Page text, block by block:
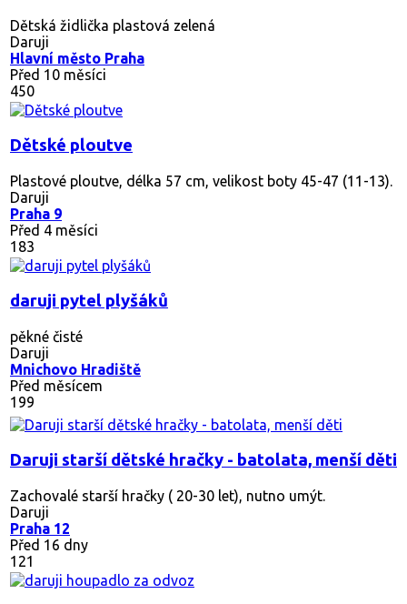
Dětská židlička plastová zelená
Daruji
Hlavní město Praha
Před 10 měsíci
450
Dětské ploutve
Plastové ploutve, délka 57 cm, velikost boty 45-47 (11-13).
Daruji
Praha 9
Před 4 měsíci
183
daruji pytel plyšáků
pěkné čisté
Daruji
Mnichovo Hradiště
Před měsícem
199
Daruji starší dětské hračky - batolata, menší děti
Zachovalé starší hračky ( 20-30 let), nutno umýt.
Daruji
Praha 12
Před 16 dny
121